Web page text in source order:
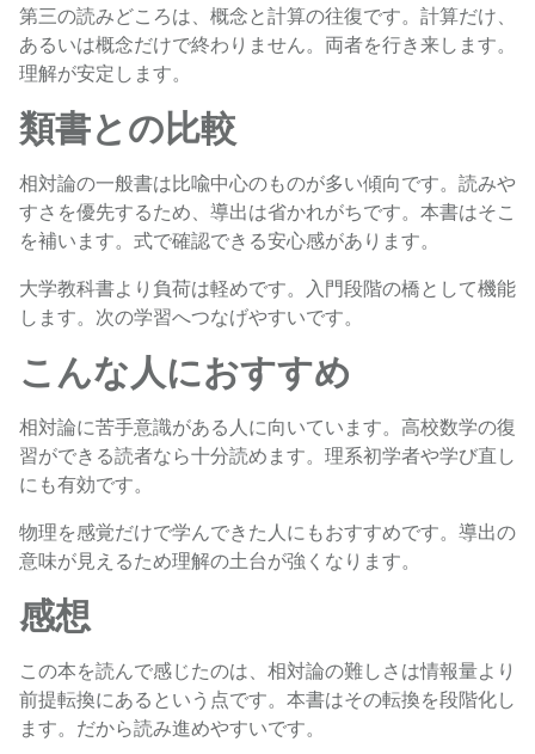
第三の読みどころは、概念と計算の往復です。計算だけ、
あるいは概念だけで終わりません。両者を行き来します。
理解が安定します。
類書との比較
相対論の一般書は比喩中心のものが多い傾向です。読みや
すさを優先するため、導出は省かれがちです。本書はそこ
を補います。式で確認できる安心感があります。
大学教科書より負荷は軽めです。入門段階の橋として機能
します。次の学習へつなげやすいです。
こんな人におすすめ
相対論に苦手意識がある人に向いています。高校数学の復
習ができる読者なら十分読めます。理系初学者や学び直し
にも有効です。
物理を感覚だけで学んできた人にもおすすめです。導出の
意味が見えるため理解の土台が強くなります。
感想
この本を読んで感じたのは、相対論の難しさは情報量より
前提転換にあるという点です。本書はその転換を段階化し
ます。だから読み進めやすいです。